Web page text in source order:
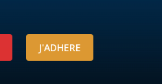
J'ADHERE
J'ADHERE